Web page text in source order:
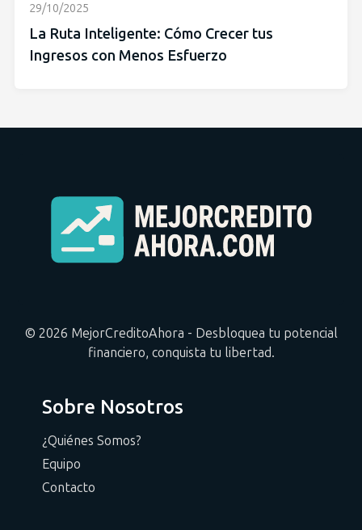
29/10/2025
La Ruta Inteligente: Cómo Crecer tus
Ingresos con Menos Esfuerzo
© 2026 MejorCreditoAhora - Desbloquea tu potencial
financiero, conquista tu libertad.
Sobre Nosotros
¿Quiénes Somos?
Equipo
Contacto